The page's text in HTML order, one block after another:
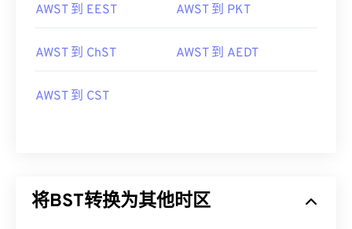
AWST 到 EEST AWST 到 PKT
AWST 到 ChST AWST 到 AEDT
AWST 到 CST
将BST转换为其他时区